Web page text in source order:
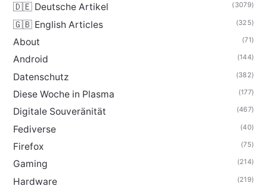
🇩🇪 Deutsche Artikel (3079)
🇬🇧 English Articles (325)
About (71)
Android (144)
Datenschutz (382)
Diese Woche in Plasma (177)
Digitale Souveränität (467)
Fediverse (40)
Firefox (75)
Gaming (214)
Hardware (219)